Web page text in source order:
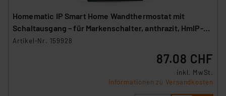
Homematic IP Smart Home Wandthermostat mit
Schaltausgang – für Markenschalter, anthrazit, HmIP-
BWTH-A
Artikel-Nr. 159928
87.08 CHF
inkl. MwSt.
Informationen zu Versandkosten